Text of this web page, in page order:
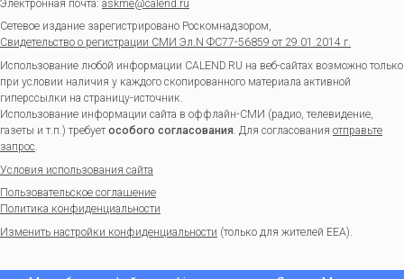
Электронная почта: askme@calend.ru
Сетевое издание зарегистрировано Роскомнадзором,
Свидетельство о регистрации СМИ Эл.N ФС77-56859 от 29.01.2014 г.
Использование любой информации CALEND.RU на веб-сайтах возможно только
при условии наличия у каждого скопированного материала активной
гиперссылки на страницу-источник.
Использование информации сайта в оффлайн-СМИ (радио, телевидение,
газеты и т.п.) требуетособого согласования. Для согласования отправьте
запрос.
Условия использования сайта
Пользовательское соглашение
Политика конфиденциальности
Изменить настройки конфиденциальности (только для жителей EEA).